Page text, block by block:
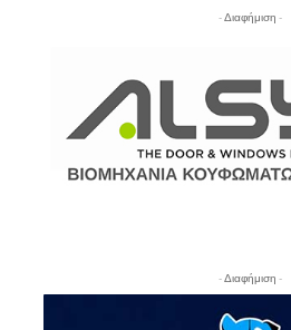
- Διαφήμιση -
- Διαφήμιση -